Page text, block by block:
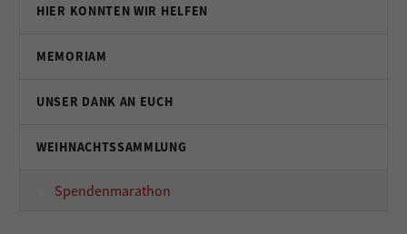
HIER KONNTEN WIR HELFEN
MEMORIAM
UNSER DANK AN EUCH
WEIHNACHTSSAMMLUNG
Spendenmarathon